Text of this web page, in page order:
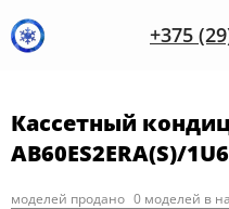
+375
Кассетный
AB60ES2ERA(S)/
моделей продано 0 моделей в